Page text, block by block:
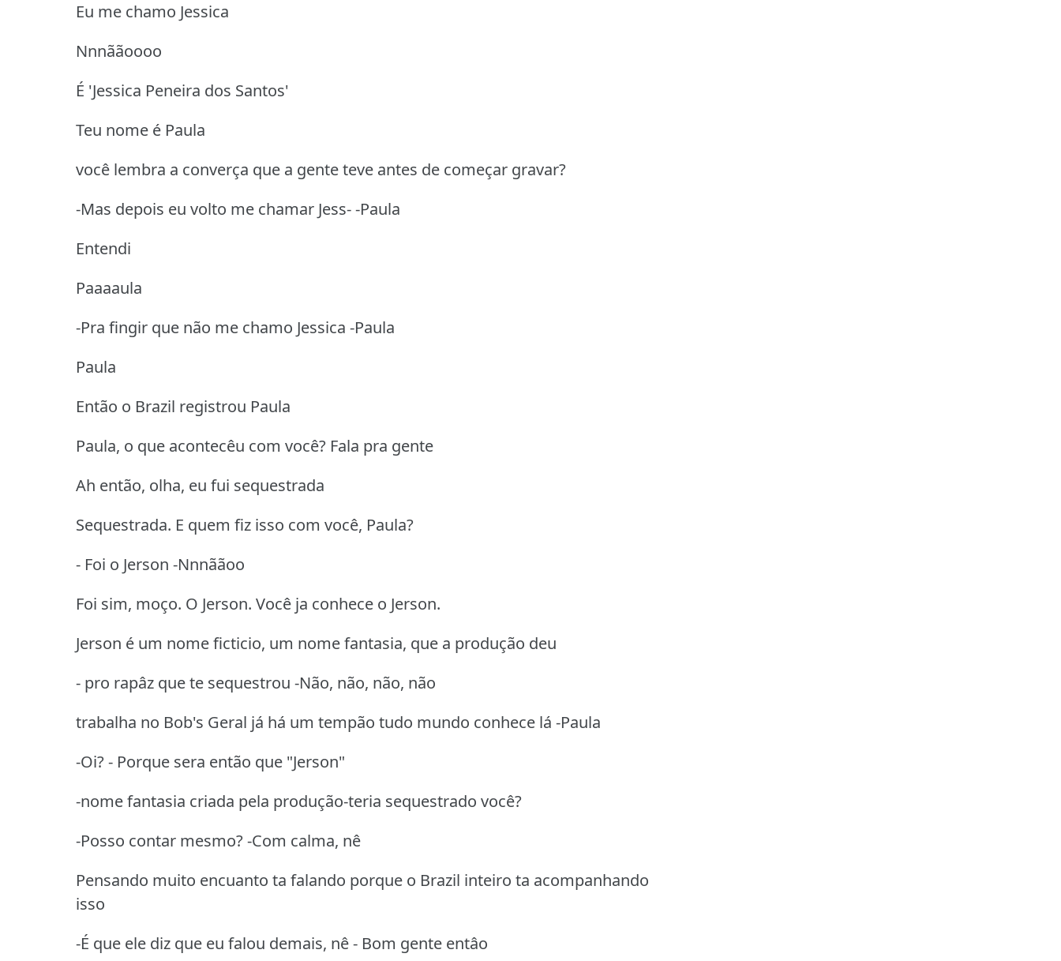
Eu me chamo Jessica
Nnnããoooo
É 'Jessica Peneira dos Santos'
Teu nome é Paula
você lembra a converça que a gente teve antes de começar gravar?
-Mas depois eu volto me chamar Jess- -Paula
Entendi
Paaaaula
-Pra fingir que não me chamo Jessica -Paula
Paula
Então o Brazil registrou Paula
Paula, o que acontecêu com você? Fala pra gente
Ah então, olha, eu fui sequestrada
Sequestrada. E quem fiz isso com você, Paula?
- Foi o Jerson -Nnnããoo
Foi sim, moço. O Jerson. Você ja conhece o Jerson.
Jerson é um nome ficticio, um nome fantasia, que a produção deu
- pro rapâz que te sequestrou -Não, não, não, não
trabalha no Bob's Geral já há um tempão tudo mundo conhece lá -Paula
-Oi? - Porque sera então que "Jerson"
-nome fantasia criada pela produção-teria sequestrado você?
-Posso contar mesmo? -Com calma, nê
Pensando muito encuanto ta falando porque o Brazil inteiro ta acompanhando
isso
-É que ele diz que eu falou demais, nê - Bom gente entâo